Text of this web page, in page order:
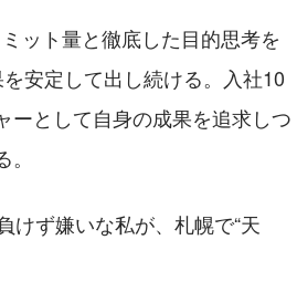
ット量と徹底した目的思考を
安定して出し続ける。入社10
ーとして自身の成果を追求しつ
ず嫌いな私が、札幌で“天